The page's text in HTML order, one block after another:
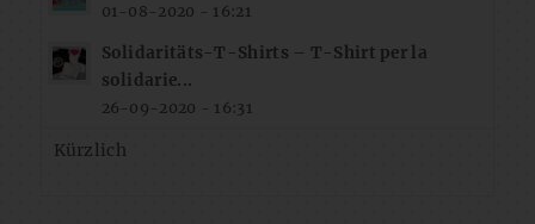
01-08-2020 - 16:21
Solidaritäts-T-Shirts – T-Shirt per la
solidarie...
26-09-2020 - 16:31
Kürzlich